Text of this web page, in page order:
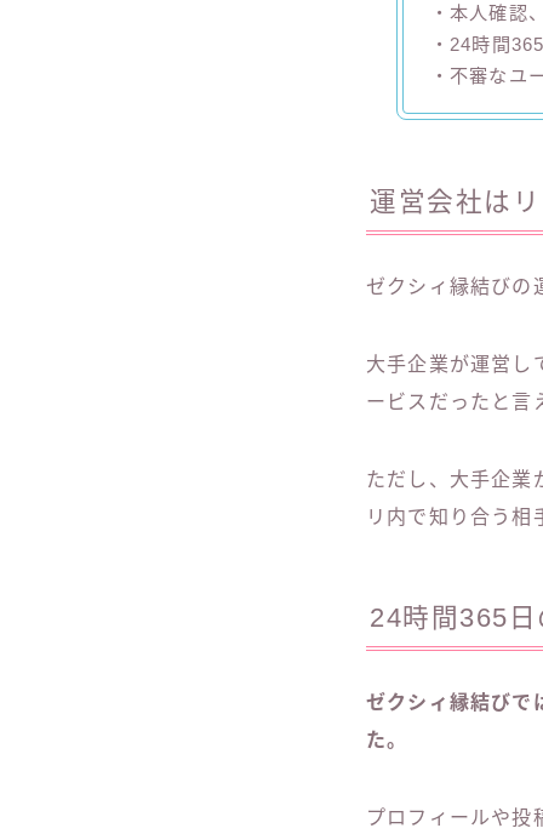
・本人確認
・24時間
・不審なユ
運営会社は
ゼクシィ縁結びの
大手企業が運営し
ービスだったと言
ただし、大手企業
リ内で知り合う相
24時間365
ゼクシィ縁結びで
た。
プロフィールや投